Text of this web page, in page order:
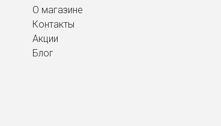
О магазине
Контакты
Акции
Блог